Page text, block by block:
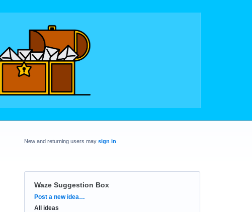
New and returning users may sign in
Waze Suggestion Box
Categories
Post a new idea…
All ideas